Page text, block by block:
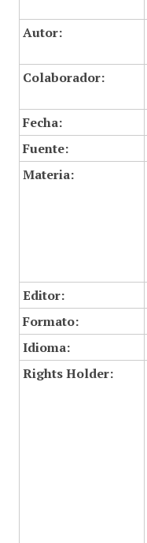
Autor:
Colaborador:
Fecha:
Fuente:
Materia:
Editor:
Formato:
Idioma:
Rights Holder: